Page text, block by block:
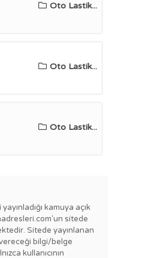
Oto Lastik...
Oto Lastik...
Oto Lastik...
kamuya açık
sitede
Sitede yayınlanan
bilgi/belge
kullanıcının